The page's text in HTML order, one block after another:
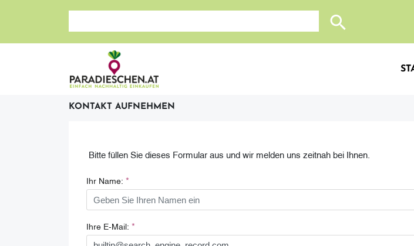
Suche nach: Zum
KONTAKT AUFNEHMEN
Bitte füllen Sie dieses Formular aus und wir melden uns zeitnah bei Ihnen.
Ihr Name: *
Ihre E-Mail: *